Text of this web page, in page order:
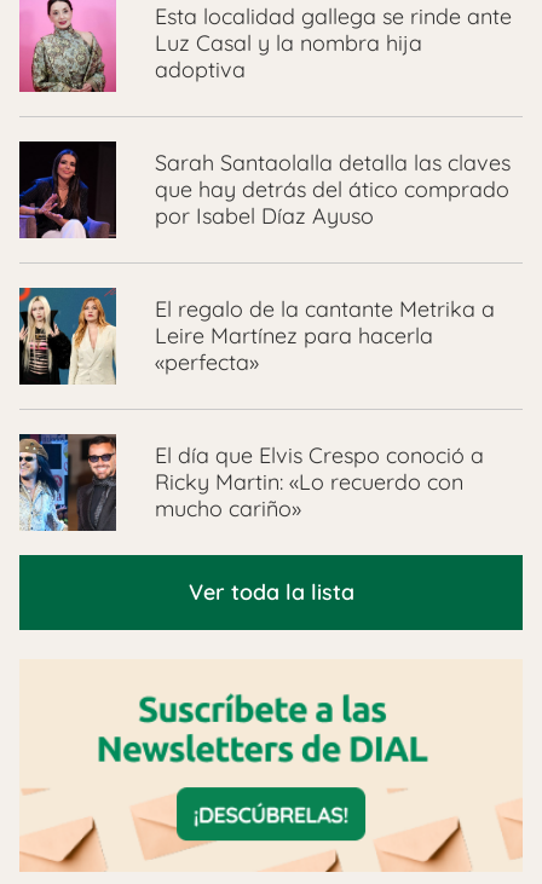
Esta localidad gallega se rinde ante
Luz Casal y la nombra hija
adoptiva
Sarah Santaolalla detalla las claves
que hay detrás del ático comprado
por Isabel Díaz Ayuso
El regalo de la cantante Metrika a
Leire Martínez para hacerla
«perfecta»
El día que Elvis Crespo conoció a
Ricky Martin: «Lo recuerdo con
mucho cariño»
Ver toda la lista